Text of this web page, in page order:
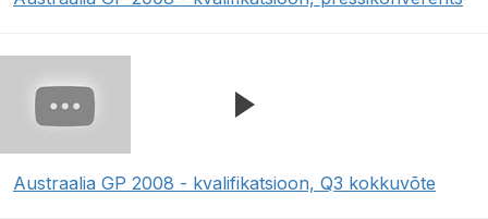
Austraalia GP 2008 - kvalifikatsioon, Q3 kokkuvõte